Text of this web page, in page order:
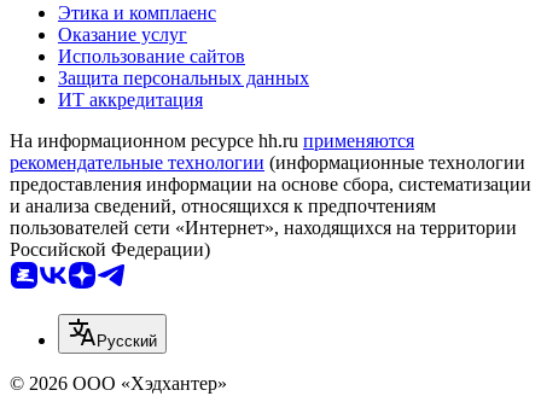
Этика и комплаенс
Оказание услуг
Использование сайтов
Защита персональных данных
ИТ аккредитация
На информационном ресурсе hh.ru применяются
рекомендательные технологии (информационные технологии
предоставления информации на основе сбора, систематизации
и анализа сведений, относящихся к предпочтениям
пользователей сети «Интернет», находящихся на территории
Российской Федерации)
Русский
© 2026 ООО «Хэдхантер»